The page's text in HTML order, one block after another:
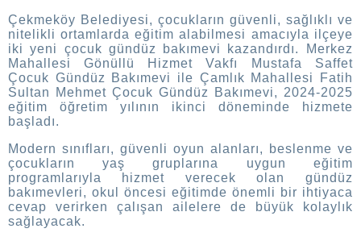
Çekmeköy Belediyesi, çocukların güvenli, sağlıklı ve
nitelikli ortamlarda eğitim alabilmesi amacıyla ilçeye
iki yeni çocuk gündüz bakımevi kazandırdı. Merkez
Mahallesi Gönüllü Hizmet Vakfı Mustafa Saffet
Çocuk Gündüz Bakımevi ile Çamlık Mahallesi Fatih
Sultan Mehmet Çocuk Gündüz Bakımevi, 2024-2025
eğitim öğretim yılının ikinci döneminde hizmete
başladı.
Modern sınıfları, güvenli oyun alanları, beslenme ve
çocukların yaş gruplarına uygun eğitim
programlarıyla hizmet verecek olan gündüz
bakımevleri, okul öncesi eğitimde önemli bir ihtiyaca
cevap verirken çalışan ailelere de büyük kolaylık
sağlayacak.